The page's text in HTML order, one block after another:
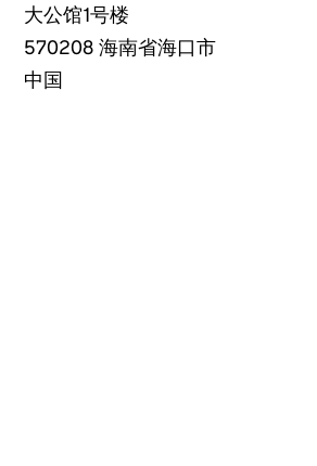
大公馆1号楼
570208 海南省海口市
中国